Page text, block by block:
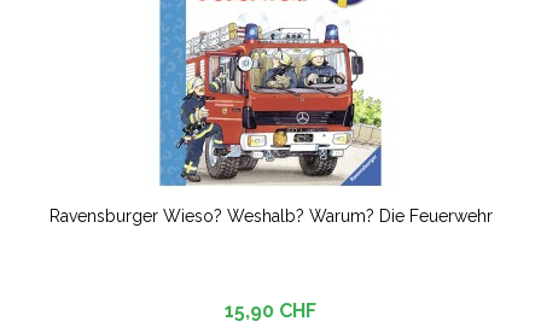
Ravensburger Wieso? Weshalb? Warum? Die Feuerwehr
15,90 CHF